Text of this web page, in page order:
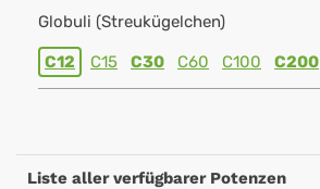
Globuli (Streukügelchen)
C12 C15 C30 C60 C100 C200
Liste aller verfügbarer Potenzen